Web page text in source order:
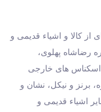
از کالا و اشیاء قدیمی و
رضاشاه پهلوی،
های خارجی
برنز و نیکل، نشان و
اشیاء قدیمی و